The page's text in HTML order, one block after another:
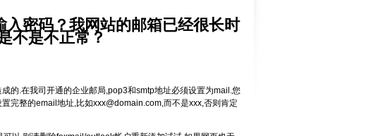
密码？我网站的邮箱已经很长时
不是不正常？
的.在我司开通的企业邮局,pop3和smtp地址必须设置为mail.您
完整的email地址,比如xxx@domain.com,而不是xxx,否则肯定